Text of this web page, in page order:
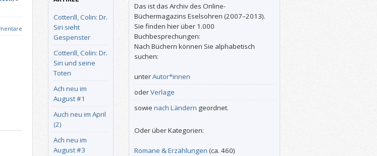
Cotterill, Colin: Dr.
Siri sieht
Gespenster
Cotterill, Colin: Dr.
Siri und seine
Toten
Ach neu im
August #1
Auch neu im April
(2)
Ach neu im
August #3
Das ist das Archiv des Online-
Büchermagazins Eselsohren (2007–2013).
Sie finden hier über 1.000
Buchbesprechungen:
Nach Büchern können Sie alphabetisch
suchen:
unterAutor*innen
oderVerlage
sowie nach Ländern geordnet.
Oder über Kategorien:
Romane & Erzählungen (ca. 460)